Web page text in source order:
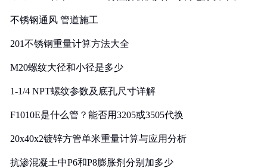
不锈钢通风 管道施工
201不锈钢重量计算方法大全
M20螺纹大径和小径是多少
1-1/4 NPT螺纹参数及底孔尺寸详解
F1010E是什么管？能否用3205或3505代换
20x40x2镀锌方管单米重量计算与应用分析
抗渗混凝土中P6和P8膨胀剂分别加多少